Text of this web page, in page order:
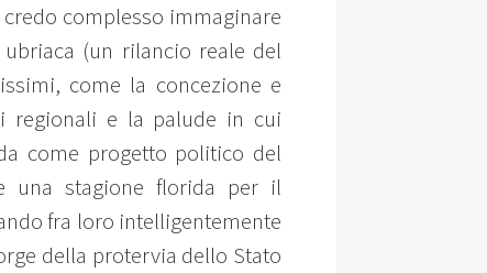
complesso immaginare
(un rilancio reale del
come la concezione e
regionali e la palude in cui
come progetto politico del
una stagione florida per il
fra loro intelligentemente
della protervia dello Stato